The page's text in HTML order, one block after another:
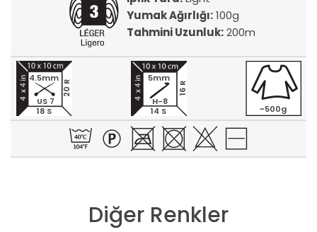
Yumak Ağırlığı:100g
Tahmini Uzunluk:200m
18 S
20 R
4.5mm
US 7
14 S
16 R
5mm
H-8
~500g
Diğer Renkler